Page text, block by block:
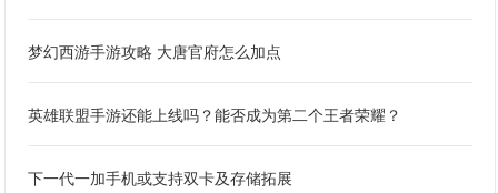
梦幻西游手游攻略 大唐官府怎么加点
英雄联盟手游还能上线吗？能否成为第二个王者荣耀？
下一代一加手机或支持双卡及存储拓展